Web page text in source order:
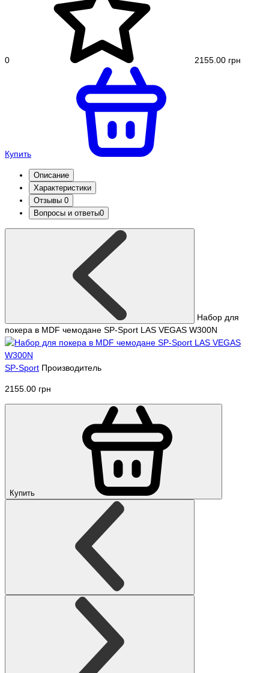
0 2155.00 грн
Купить
Описание
Характеристики
Отзывы 0
Вопросы и ответы0
Набор для
покера в MDF чемодане SP-Sport LAS VEGAS W300N
SP-Sport Производитель
2155.00 грн
Купить